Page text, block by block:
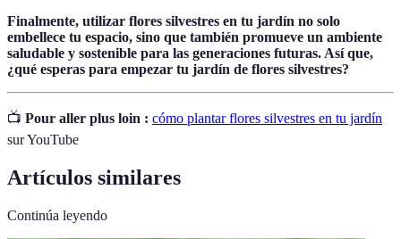
Finalmente, utilizar flores silvestres en tu jardín no solo
embellece tu espacio, sino que también promueve un ambiente
saludable y sostenible para las generaciones futuras. Así que,
¿qué esperas para empezar tu jardín de flores silvestres?
📺 Pour aller plus loin : cómo plantar flores silvestres en tu jardín
sur YouTube
Artículos similares
Continúa leyendo